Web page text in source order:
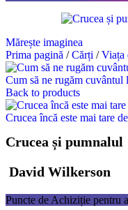
Mărește imaginea
Prima pagină / Cărți / Viața
Cum să ne rugăm cuvântul
Back to products
Crucea încă este mai tare
Crucea și pumnalul
David Wilkerson
Puncte de Achiziție pentru